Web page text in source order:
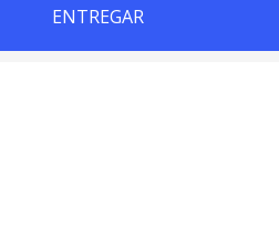
ENTREGAR